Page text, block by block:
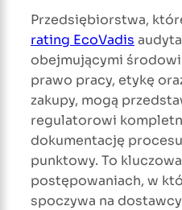
Przedsiębiorstwa,
rating EcoVadis
obejmującymi
prawo pracy, etykę
zakupy, mogą
regulatorowi
dokumentację
punktowy. To
postępowaniach, w
spoczywa na